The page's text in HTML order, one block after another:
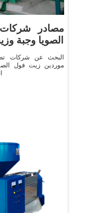
مصادر
الصويا وجبة
البحث عن شركات
موردين زيت فول